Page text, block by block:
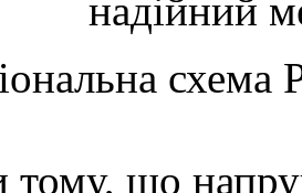
надійний
схема
тому, що